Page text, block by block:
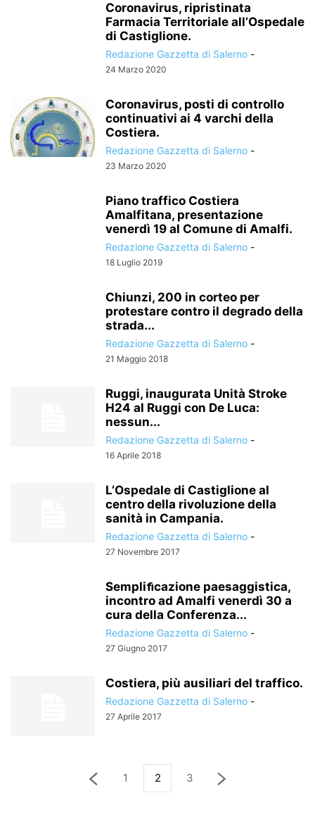
Coronavirus, ripristinata
Farmacia Territoriale all’Ospedale
di Castiglione.
Redazione Gazzetta di Salerno -
24 Marzo 2020
Coronavirus, posti di controllo
continuativi ai 4 varchi della
Costiera.
Redazione Gazzetta di Salerno -
23 Marzo 2020
Piano traffico Costiera
Amalfitana, presentazione
venerdì 19 al Comune di Amalfi.
Redazione Gazzetta di Salerno -
18 Luglio 2019
Chiunzi, 200 in corteo per
protestare contro il degrado della
strada...
Redazione Gazzetta di Salerno -
21 Maggio 2018
Ruggi, inaugurata Unità Stroke
H24 al Ruggi con De Luca:
nessun...
Redazione Gazzetta di Salerno -
16 Aprile 2018
L’Ospedale di Castiglione al
centro della rivoluzione della
sanità in Campania.
Redazione Gazzetta di Salerno -
27 Novembre 2017
Sempliﬁcazione paesaggistica,
incontro ad Amalfi venerdì 30 a
cura della Conferenza...
Redazione Gazzetta di Salerno -
27 Giugno 2017
Costiera, più ausiliari del traffico.
Redazione Gazzetta di Salerno -
27 Aprile 2017
1 2 3